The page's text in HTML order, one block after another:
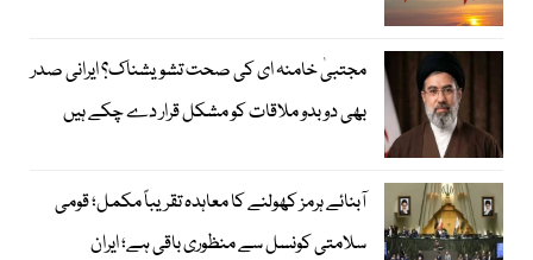
مجتبیٰ خامنہ ای کی صحت تشویشناک؟ ایرانی صدر
بھی دوبدو ملاقات کو مشکل قرار دے چکے ہیں
آبنائے ہرمز کھولنے کا معاہدہ تقریباً مکمل؛ قومی
سلامتی کونسل سے منظوری باقی ہے؛ ایران